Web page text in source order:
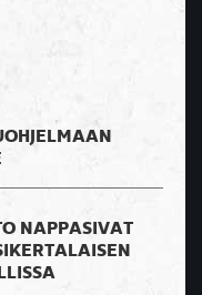
NAPPASIVAT